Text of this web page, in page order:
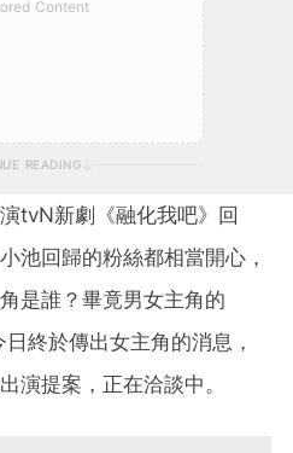
Content
READING
tvN新劇《融化我吧》回
池回歸的粉絲都相當開心，
是誰？畢竟男女主角的
日終於傳出女主角的消息，
演提案，正在洽談中。